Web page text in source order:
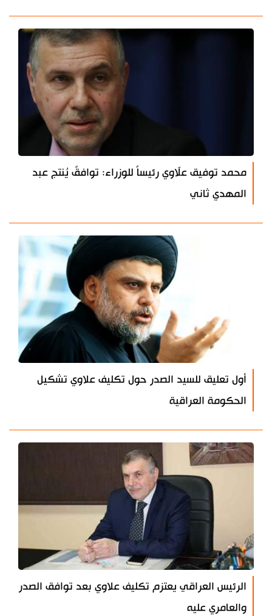
محمد توفيق علّاوي رئيساً للوزراء: توافقٌ يُنتج عبد
المهدي ثاني
أول تعليق للسيد الصدر حول تكليف علاوي تشكيل
الحكومة العراقية
الرئيس العراقي يعتزم تكليف علاوي بعد توافق الصدر
والعامري عليه